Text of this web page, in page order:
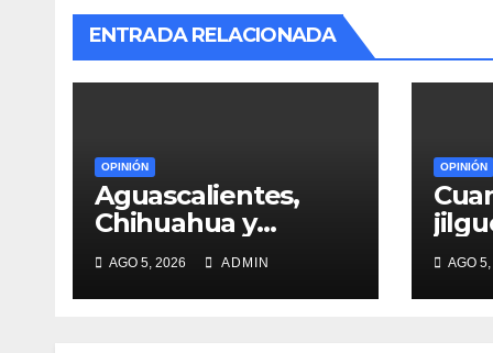
ENTRADA RELACIONADA
OPINIÓN
Aguascalientes,
Chihuahua y
Querétaro en la
mira de MORENA
AGO 5, 2026 ADMIN
OPINIÓN
AGO